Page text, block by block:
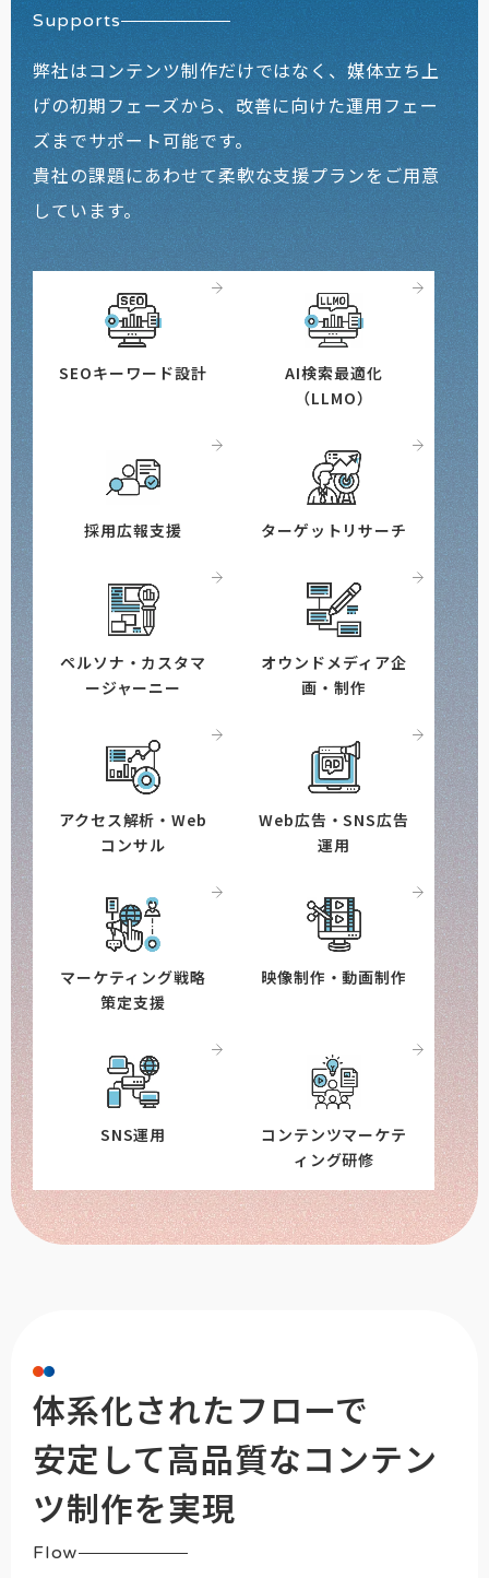
Supports
弊社はコンテンツ制作だけではなく、媒体立ち上
げの初期フェーズから、改善に向けた運用フェー
ズまでサポート可能です。
貴社の課題にあわせて柔軟な支援プランをご用意
しています。
SEOキーワード設計
AI検索最適化
（LLMO）
採用広報支援 ターゲットリサーチ
ペルソナ・カスタマ
ージャーニー
オウンドメディア企
画・制作
アクセス解析・Web
コンサル
Web広告・SNS広告
運用
マーケティング戦略
策定支援
映像制作・動画制作
SNS運用
コンテンツマーケテ
ィング研修
体系化されたフローで
安定して高品質なコンテン
ツ制作を実現
Flow